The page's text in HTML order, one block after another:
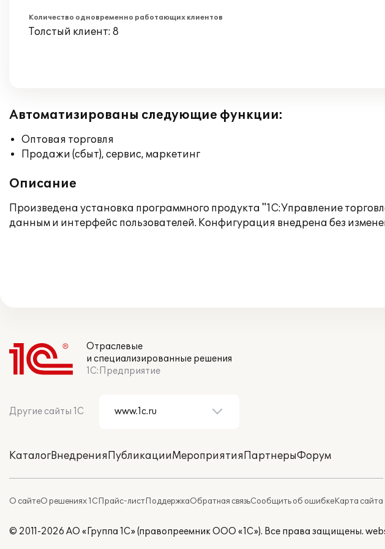
Количество одновременно работающих клиентов
Толстый клиент: 8
Автоматизированы следующие функции:
Оптовая торговля
Продажи (сбыт), сервис, маркетинг
Описание
Произведена установка программного продукта "1С:Управление
данным и интерфейс пользователей. Конфигурация внедрена без
Отраслевые
и специализированные решения
1С:Предприятие
Другие сайты 1С
КаталогВнедренияПубликацииМероприятияПартнерыФорум
О сайтеО решениях 1СПрайс-листПоддержкаОбратная связьСообщить об ошибкеКарта сайта
© 2011-2026 АО «Группа 1С» (правопреемник ООО «1С»). Все права защищены.